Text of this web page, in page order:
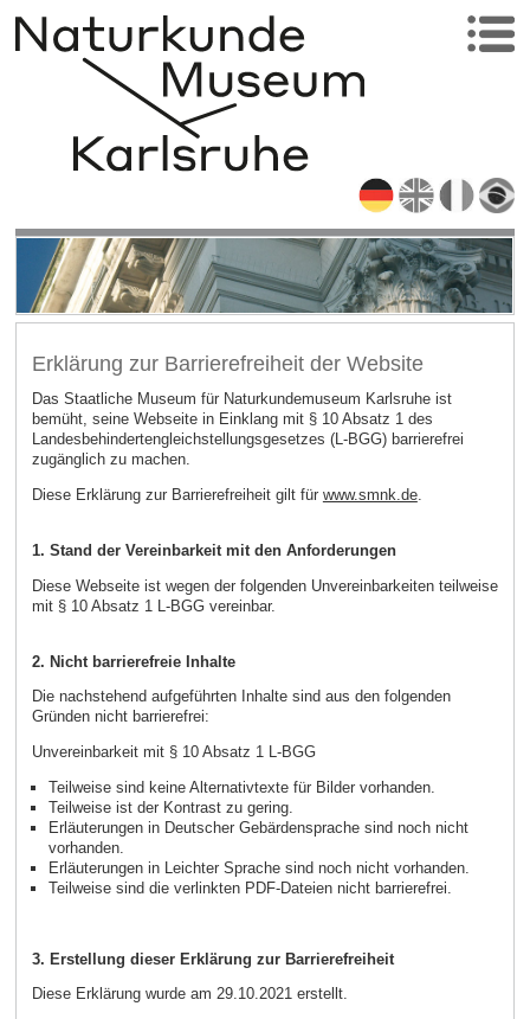
Erklärung zur Barrierefreiheit der Website
Das Staatliche Museum für Naturkundemuseum Karlsruhe ist
bemüht, seine Webseite in Einklang mit § 10 Absatz 1 des
Landesbehindertengleichstellungsgesetzes (L-BGG) barrierefrei
zugänglich zu machen.
Diese Erklärung zur Barrierefreiheit gilt für www.smnk.de.
1. Stand der Vereinbarkeit mit den Anforderungen
Diese Webseite ist wegen der folgenden Unvereinbarkeiten teilweise
mit § 10 Absatz 1 L-BGG vereinbar.
2. Nicht barrierefreie Inhalte
Die nachstehend aufgeführten Inhalte sind aus den folgenden
Gründen nicht barrierefrei:
Unvereinbarkeit mit § 10 Absatz 1 L-BGG
Teilweise sind keine Alternativtexte für Bilder vorhanden.
Teilweise ist der Kontrast zu gering.
Erläuterungen in Deutscher Gebärdensprache sind noch nicht
vorhanden.
Erläuterungen in Leichter Sprache sind noch nicht vorhanden.
Teilweise sind die verlinkten PDF-Dateien nicht barrierefrei.
3. Erstellung dieser Erklärung zur Barrierefreiheit
Diese Erklärung wurde am 29.10.2021 erstellt.